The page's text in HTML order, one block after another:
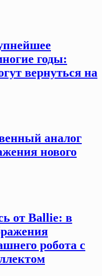
годы:
вернуться на
аналог
нового
от Ballie: в
робота с